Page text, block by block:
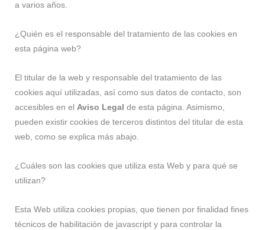
a varios años.
¿Quién es el responsable del tratamiento de las cookies en
esta página web?
El titular de la web y responsable del tratamiento de las
cookies aquí utilizadas, así como sus datos de contacto, son
accesibles en el Aviso Legal de esta página. Asimismo,
pueden existir cookies de terceros distintos del titular de esta
web, como se explica más abajo.
¿Cuáles son las cookies que utiliza esta Web y para qué se
utilizan?
Esta Web utiliza cookies propias, que tienen por finalidad fines
técnicos de habilitación de javascript y para controlar la